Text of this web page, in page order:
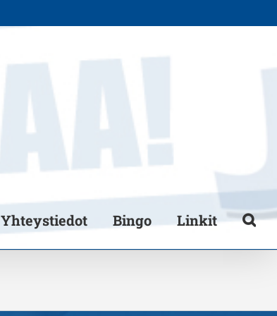
Yhteystiedot Bingo Linkit